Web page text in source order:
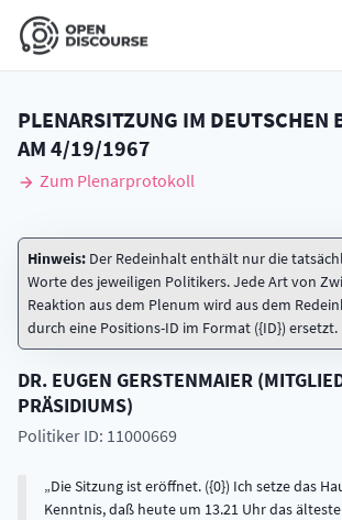
PLENARSITZUNG IM DEUTSCHEN
AM 4/19/1967
Zum Plenarprotokoll
Hinweis: Der Redeinhalt enthält nur die
Worte des jeweiligen Politikers. Jede Art von
Reaktion aus dem Plenum wird aus dem
durch eine Positions-ID im Format ({ID}) ersetzt.
DR. EUGEN GERSTENMAIER (
PRÄSIDIUMS)
Politiker ID: 11000669
Die Sitzung ist eröffnet. ({0}) Ich setze das
Kenntnis, daß heute um 13.21 Uhr das